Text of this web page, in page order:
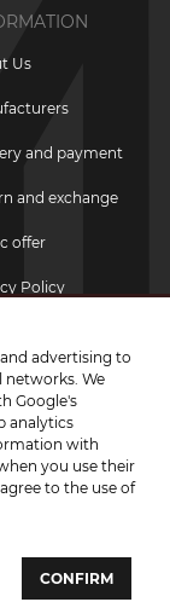
Us
and payment
and exchange
offer
Policy
A"
advertising to
networks. We
Google's
analytics
with
you use their
to the use of
CONFIRM